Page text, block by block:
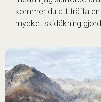
kommer du att träffa
mycket skidåkning